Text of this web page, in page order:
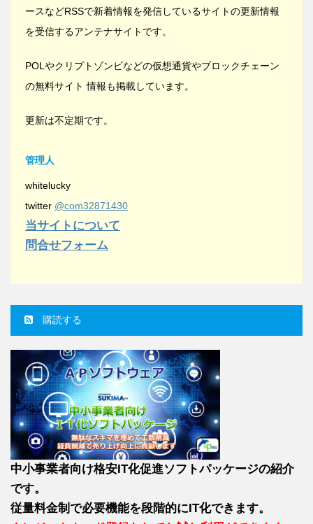
ースなどRSSで新着情報を発信しているサイトの更新情報
を受信するアンテナサイトです。
POLやクリプトゾンビなどの仮想通貨やブロックチェーン
の無料サイト 情報も掲載しています。
更新は不定期です。
管理人
whitelucky
twitter @com32871430
当サイトについて
問合せフォーム
購読する
中小事業者向け格安IT化促進ソフトパッケージの紹介
です。
従量料金制で必要機能を段階的にIT化できます。